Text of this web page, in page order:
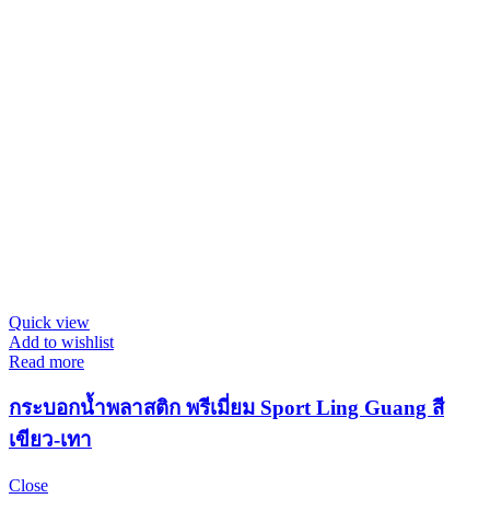
Quick view
Add to wishlist
Read more
กระบอกน้ำพลาสติก พรีเมี่ยม Sport Ling Guang สี
เขียว-เทา
Close